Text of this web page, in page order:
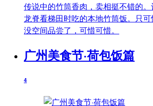
传说中的竹筒香肉，卖相挺不错的
龙脊看梯田时吃的本地竹筒饭。只
没空间品尝了，可惜可惜。
广州美食节·荷包饭篇
4